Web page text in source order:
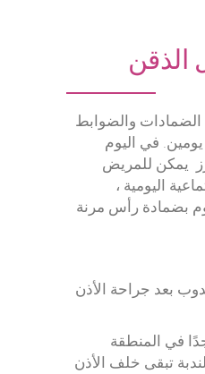
الذقن
الضمادات والضوابط
في اليوم
يمكن للمريض
اليومية ،
بضمادة رأس مرنة
بعد جراحة الأذن
في المنطقة
تبقى خلف الأذن